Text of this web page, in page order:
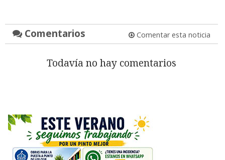
Comentarios Comentar esta noticia
Todavía no hay comentarios